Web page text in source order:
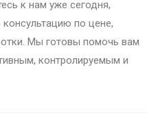
к нам уже сегодня,
по цене,
Мы готовы помочь вам
контролируемым и